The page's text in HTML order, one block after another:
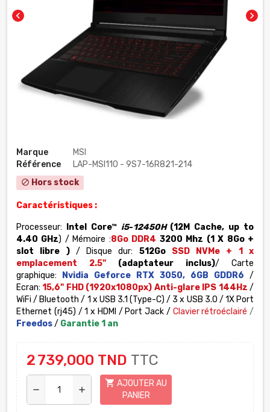
chevron_left chevron_right
Marque
MSI
Référence
LAP-MSI110 - 9S7-16R821-214
block Hors stock
Caractéristiques :
Processeur: Intel Core™ i5-12450H(12M Cache, up to
4.40 GHz) / Mémoire :8Go DDR4 3200 Mhz (1 X 8Go +
slot libre )/ Disque dur: 512GoSSD NVMe + 1 x
emplacement 2.5" (adaptateur inclus)/ Carte
graphique:
Nvidia Geforce RTX 3050, 6GB GDDR6 /
Ecran:15,6" FHD (1920x1080px) Anti-glare IPS 144Hz /
WiFi / Bluetooth / 1 x USB 3.1 (Type-C) / 3 x USB 3.0 / 1X Port
Ethernet (rj45) / 1 x HDMI / Port Jack / Clavier rétroéclairé /
Freedos/ Garantie 1 an
2 739,000 TND TTC
remove add
shopping_cart AJOUTER AU
PANIER